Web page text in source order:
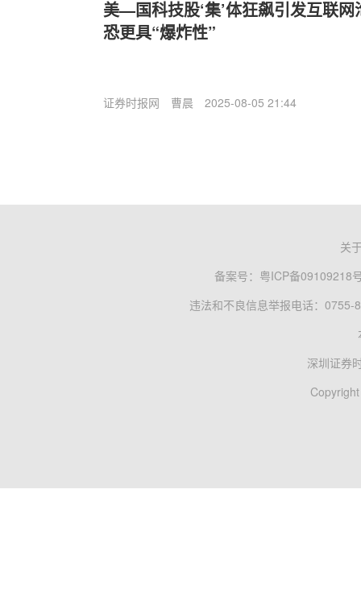
美—国科技股‘集’体狂飙引发互联
恐更具“爆炸性”
证券时报网 曹晨 2025-08-05 21:44
关
备案号： 粤ICP备09109218
违法和不良信息举报电话：0755-
深圳证券